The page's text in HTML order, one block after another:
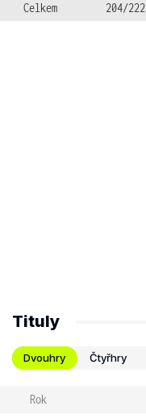
Celkem
204/222
Tituly
Dvouhry Čtyřhry
Rok